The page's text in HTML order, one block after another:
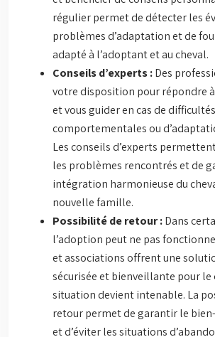
régulier permet de détecter les
problèmes d’adaptation et de
adapté à l’adoptant et au cheval.
Conseils d’experts :Des
votre disposition pour répondre
et vous guider en cas de difficultés
comportementales ou
Les conseils d’experts
les problèmes rencontrés et de
intégration harmonieuse du
nouvelle famille.
Possibilité de retour :Dans
l’adoption peut ne pas
et associations offrent une
sécurisée et bienveillante pour le
situation devient intenable. La
retour permet de garantir le
et d’éviter les situations